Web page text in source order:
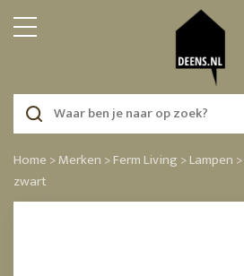
Home >Merken >Ferm Living >Lampen >
zwart